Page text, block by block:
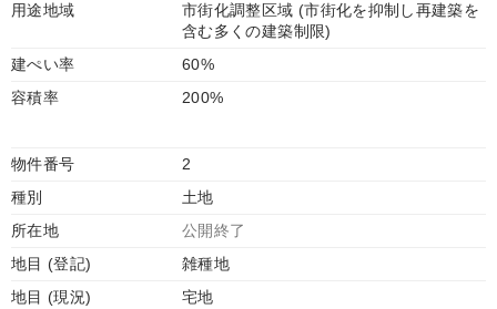
用途地域
市街化調整区域 (市街化を抑制し再建築を
含む多くの建築制限)
建ぺい率
60%
容積率
200%
物件番号
2
種別
土地
所在地
公開終了
地目 (登記)
雑種地
地目 (現況)
宅地